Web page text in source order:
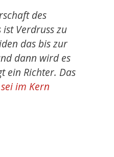
des
Verdruss zu
das bis zur
dann wird es
ein Richter. Das
sei im Kern